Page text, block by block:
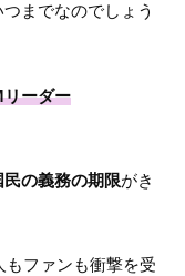
までなのでしょう
ーダー
の義務の期限がき
ファンも衝撃を受